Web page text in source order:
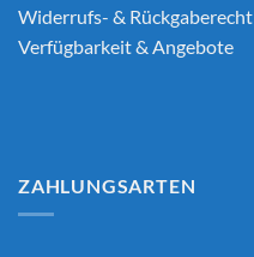
Widerrufs- & Rückgaberecht
Verfügbarkeit & Angebote
ZAHLUNGSARTEN